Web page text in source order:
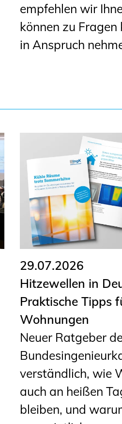
empfehlen wir
können zu
in Anspruch
29.07.2026
Hitzewellen in
Praktische Tipps
Wohnungen
Neuer Ratgeber
verständlich, wie
auch an heißen
bleiben, und